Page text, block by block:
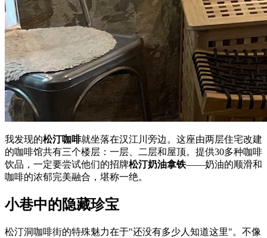
我发现的松汀咖啡就坐落在汉江川旁边。这座由两层住宅改建
的咖啡馆共有三个楼层：一层、二层和屋顶。提供30多种咖啡
饮品，一定要尝试他们的招牌松汀奶油拿铁——奶油的顺滑和
咖啡的浓郁完美融合，堪称一绝。
小巷中的隐藏珍宝
松汀洞咖啡街的特殊魅力在于"还没有多少人知道这里"。不像